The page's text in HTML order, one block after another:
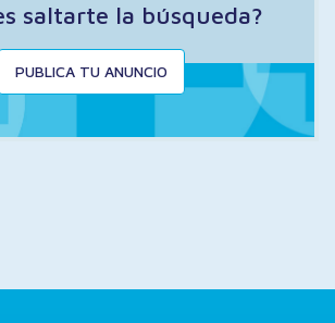
saltarte la búsqueda?
PUBLICA TU ANUNCIO